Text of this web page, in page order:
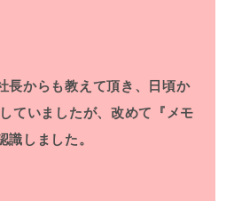
長からも教えて頂き、日頃か
ていましたが、改めて『メモ
識しました。